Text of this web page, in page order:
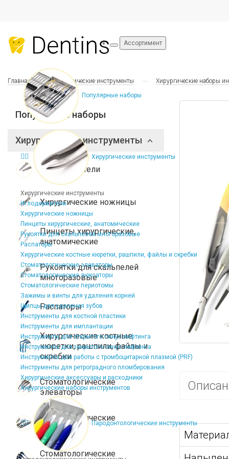
Ассортимент
Популярные наборы
Хирургические инструменты
Хирургические инструменты
Иглодержатели
Хирургические ножницы
Пинцеты хирургические, анатомические
Рукоятки для скальпелей многоразовые
Распаторы
Хирургические костные кюретки, рашпили, файлы и скребки
Стоматологические элеваторы
Стоматологические люксаторы
Стоматологические периотомы
Зажимы и винты для удаления корней
Щипцы для удаления зубов
Инструменты для костной пластики
Инструменты для имплантации
Инструменты для открытого синус-лифтинга
Инструменты для закрытого синус-лифтинга
Инструменты для работы с тромбоцитарной плазмой (PRF)
Инструменты для ретроградного пломбирования
Хирургические аксессуары и расходники
Хирургические наборы инструментов
Пародонтологические инструменты
Главная Хирургические инструменты Хирургические наборы
Популярные наборы
Хирургические инструменты
Иглодержатели
Хирургические ножницы
Пинцеты хирургические,
анатомические
Рукоятки для скальпелей
многоразовые
Распаторы
Хирургические костные
кюретки, рашпили, файлы и
скребки
Стоматологические
элеваторы
Стоматологические
люксаторы
Стоматологические